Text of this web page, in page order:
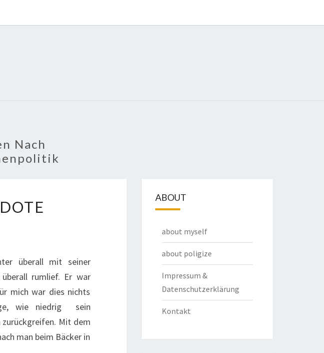
Nach
überall mit seiner
rumlief. Er war
mich war dies nichts
wie niedrig sein
Mit dem
man beim Bäcker in
ABOUT
about myself
about poligize
Impressum &
Datenschutzerklärung
Kontakt